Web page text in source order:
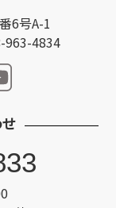
6号A-1
963-4834